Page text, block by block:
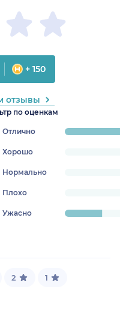
по оценкам
Отличноprogress:
80%
Хорошо
Нормально
Плохо
Ужасно
+ 150
отзывы
2 1